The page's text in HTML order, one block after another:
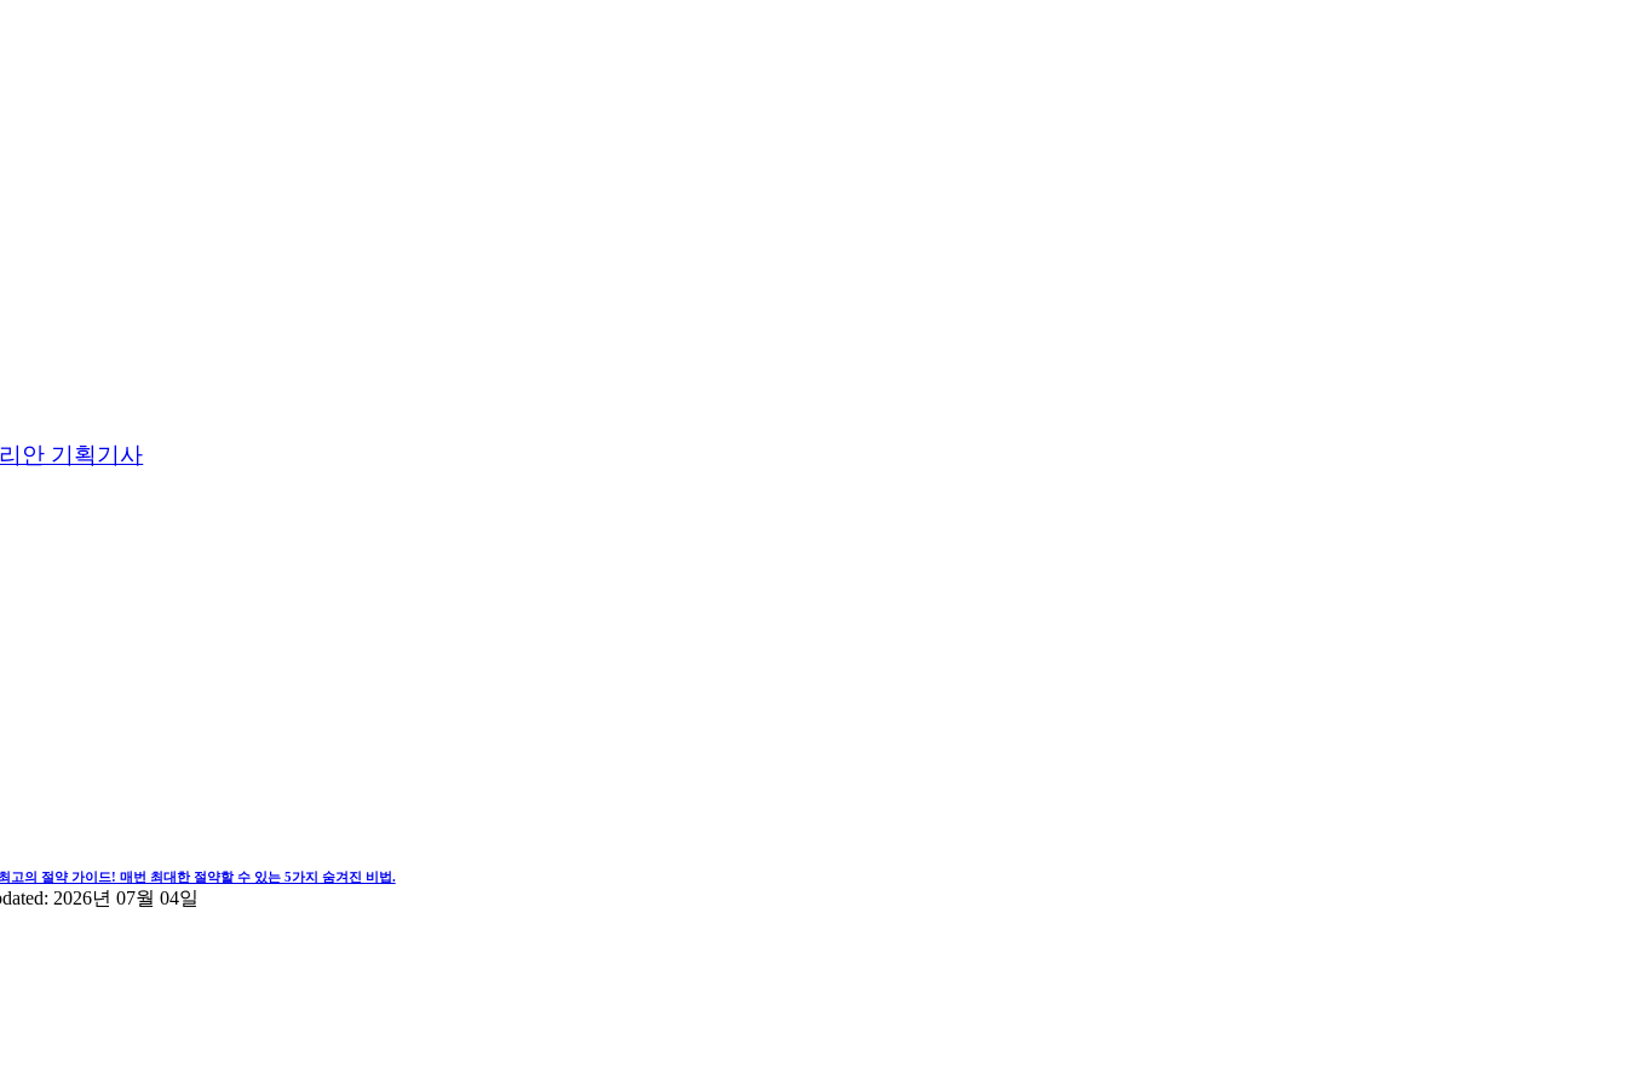
안 기획기사
고의 절약 가이드! 매번 최대한 절약할 수 있는 5가지 숨겨진 비법.
2026년 07월 04일